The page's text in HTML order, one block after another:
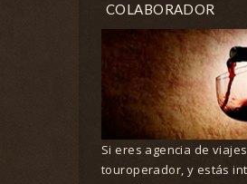
COLABORADOR
Si eres agencia de
touroperador, y estás